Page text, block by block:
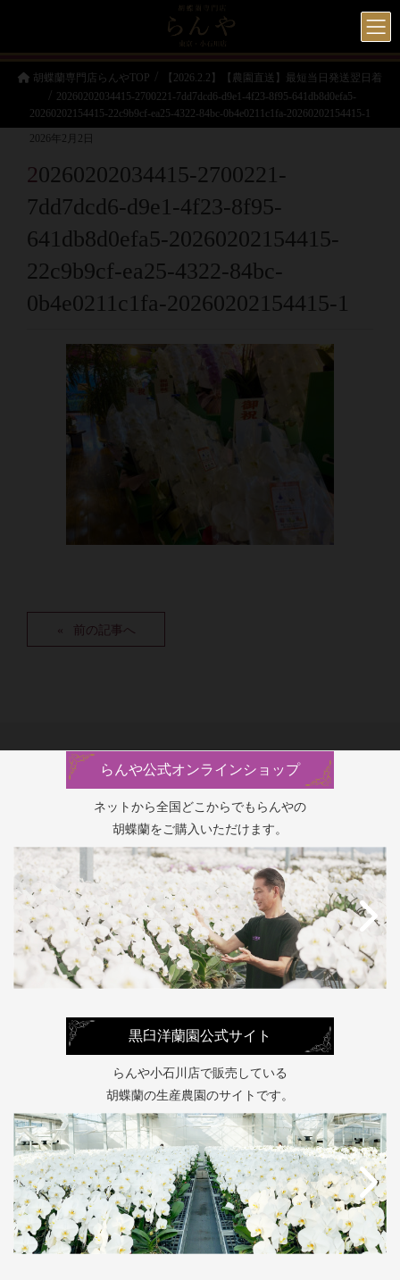
胡蝶蘭専門店らんやTOP
【2026.2.2】【農園直送】最短当日発送翌日着
20260202034415-2700221-7dd7dcd6-d9e1-4f23-8f95-641db8d0efa5-
20260202154415-22c9b9cf-ea25-4322-84bc-0b4e0211c1fa-20260202154415-1
2026年2月2日
20260202034415-2700221-
7dd7dcd6-d9e1-4f23-8f95-
641db8d0efa5-20260202154415-
22c9b9cf-ea25-4322-84bc-
0b4e0211c1fa-20260202154415-1
前の記事へ
らんや公式オンラインショップ
ネットから全国どこからでもらんやの
胡蝶蘭をご購入いただけます。
黒臼洋蘭園公式サイト
らんや小石川店で販売している
胡蝶蘭の生産農園のサイトです。